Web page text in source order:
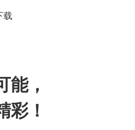
载
能，
彩！